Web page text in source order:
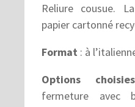
Reliure cousue.
papier cartonné
Format : à
Options
fermeture avec